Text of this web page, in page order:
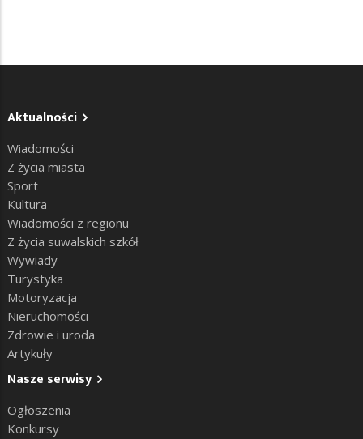
Aktualności
Wiadomości
Z życia miasta
Sport
Kultura
Wiadomości z regionu
Z życia suwalskich szkół
Wywiady
Turystyka
Motoryzacja
Nieruchomości
Zdrowie i uroda
Artykuły
Nasze serwisy
Ogłoszenia
Konkursy